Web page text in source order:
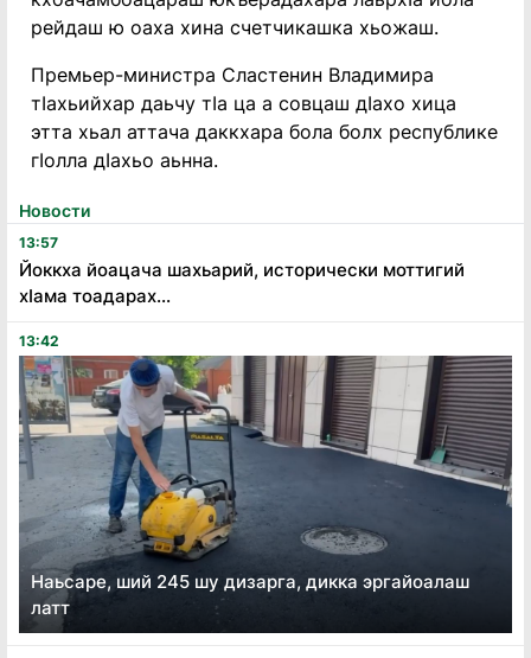
Новости
13:57
Йоккха йоацача шахьарий, исторически моттигий
хӏама тоадарах...
13:42
Наьсаре, ший 245 шу дизарга, дикка эргайоалаш
латт
рейдаш ю оаха хина счетчикашка хьожаш.
Премьер-министра Сластенин Владимира
тIахьийхар даьчу тIа ца а совцаш дIахо хица
этта хьал аттача даккхара бола болх республике
гIолла дIахьо аьнна.